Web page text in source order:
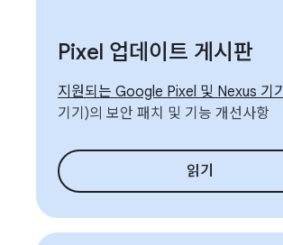
Pixel 업데이트 게시판
지원되는 Google Pixel 및 Nexus 기기
기기)의 보안 패치 및 기능 개선사항
읽기